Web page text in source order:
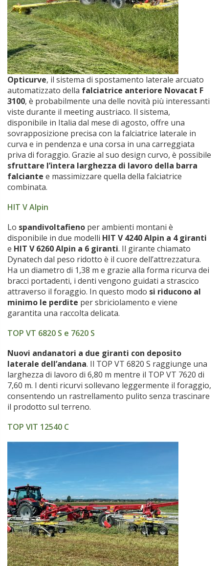
Opticurve, il sistema di spostamento laterale arcuato
automatizzato della falciatrice anteriore Novacat F
3100, è probabilmente una delle novità più interessanti
viste durante il meeting austriaco. Il sistema,
disponibile in Italia dal mese di agosto, offre una
sovrapposizione precisa con la falciatrice laterale in
curva e in pendenza e una corsa in una carreggiata
priva di foraggio. Grazie al suo design curvo, è possibile
sfruttare l’intera larghezza di lavoro della barra
falciante e massimizzare quella della falciatrice
combinata.
HIT V Alpin
Lo spandivoltafieno per ambienti montani è
disponibile in due modelli HIT V 4240 Alpin a 4 giranti
e HIT V 6260 Alpin a 6 giranti. Il girante chiamato
Dynatech dal peso ridotto è il cuore dell’attrezzatura.
Ha un diametro di 1,38 m e grazie alla forma ricurva dei
bracci portadenti, i denti vengono guidati a strascico
attraverso il foraggio. In questo modo si riducono al
minimo le perdite per sbriciolamento e viene
garantita una raccolta delicata.
TOP VT 6820 S e 7620 S
Nuovi andanatori a due giranti con deposito
laterale dell’andana. Il TOP VT 6820 S raggiunge una
larghezza di lavoro di 6,80 m mentre il TOP VT 7620 di
7,60 m. I denti ricurvi sollevano leggermente il foraggio,
consentendo un rastrellamento pulito senza trascinare
il prodotto sul terreno.
TOP VIT 12540 C